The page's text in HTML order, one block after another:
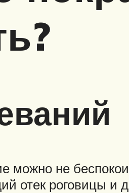
можно не
роговицы и